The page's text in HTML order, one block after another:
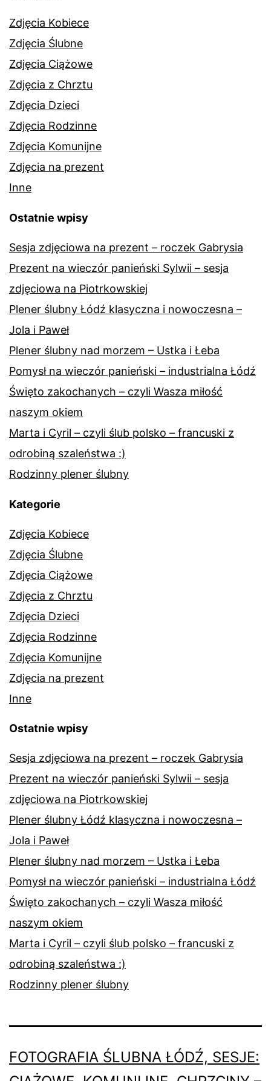
Zdjęcia Kobiece
Zdjęcia Ślubne
Zdjęcia Ciążowe
Zdjęcia z Chrztu
Zdjęcia Dzieci
Zdjęcia Rodzinne
Zdjęcia Komunijne
Zdjęcia na prezent
Inne
Ostatnie wpisy
Sesja zdjęciowa na prezent – roczek Gabrysia
Prezent na wieczór panieński Sylwii – sesja
zdjęciowa na Piotrkowskiej
Plener ślubny Łódź klasyczna i nowoczesna –
Jola i Paweł
Plener ślubny nad morzem – Ustka i Łeba
Pomysł na wieczór panieński – industrialna Łódź
Święto zakochanych – czyli Wasza miłość
naszym okiem
Marta i Cyril – czyli ślub polsko – francuski z
odrobiną szaleństwa :)
Rodzinny plener ślubny
Kategorie
Zdjęcia Kobiece
Zdjęcia Ślubne
Zdjęcia Ciążowe
Zdjęcia z Chrztu
Zdjęcia Dzieci
Zdjęcia Rodzinne
Zdjęcia Komunijne
Zdjęcia na prezent
Inne
Ostatnie wpisy
Sesja zdjęciowa na prezent – roczek Gabrysia
Prezent na wieczór panieński Sylwii – sesja
zdjęciowa na Piotrkowskiej
Plener ślubny Łódź klasyczna i nowoczesna –
Jola i Paweł
Plener ślubny nad morzem – Ustka i Łeba
Pomysł na wieczór panieński – industrialna Łódź
Święto zakochanych – czyli Wasza miłość
naszym okiem
Marta i Cyril – czyli ślub polsko – francuski z
odrobiną szaleństwa :)
Rodzinny plener ślubny
FOTOGRAFIA ŚLUBNA ŁÓDŹ, SESJE: